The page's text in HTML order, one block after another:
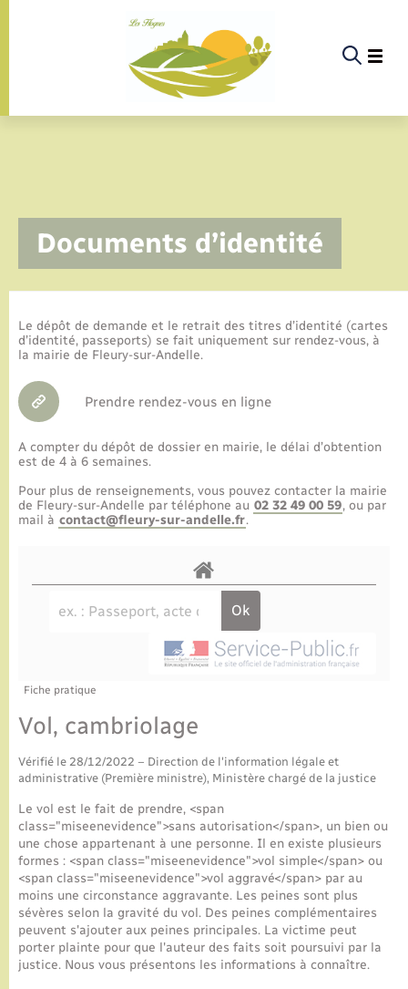
La commune
Actualités
Documents d’identité
Le dépôt de demande et le retrait des titres d’identité (cartes
d’identité, passeports) se fait uniquement sur rendez-vous, à
la mairie de Fleury-sur-Andelle.
Prendre rendez-vous en ligne
A compter du dépôt de dossier en mairie, le délai d’obtention
est de 4 à 6 semaines.
Pour plus de renseignements, vous pouvez contacter la mairie
de Fleury-sur-Andelle par téléphone au 02 32 49 00 59, ou par
mail à contact@fleury-sur-andelle.fr.
Fiche pratique
Vol, cambriolage
Vérifié le 28/12/2022 – Direction de l'information légale et
administrative (Première ministre), Ministère chargé de la justice
Le vol est le fait de prendre, <span
class="miseenevidence">sans autorisation</span>, un bien ou
une chose appartenant à une personne. Il en existe plusieurs
formes : <span class="miseenevidence">vol simple</span> ou
<span class="miseenevidence">vol aggravé</span> par au
moins une circonstance aggravante. Les peines sont plus
sévères selon la gravité du vol. Des peines complémentaires
peuvent s'ajouter aux peines principales. La victime peut
porter plainte pour que l'auteur des faits soit poursuivi par la
justice. Nous vous présentons les informations à connaître.